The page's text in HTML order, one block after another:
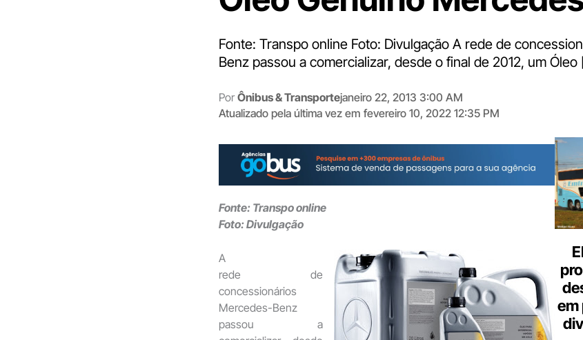
Fonte: Transpo online Foto: Divulgação A rede de
Benz passou a comercializar, desde o final de 2012, um
Por Ônibus & Transportejaneiro 22, 2013 3:00 AM
Atualizado pela última vez em fevereiro 10, 2022 12:35 PM
Fonte: Transpo online
Foto: Divulgação
A
rede de
concessionários
Mercedes-Benz
passou a
em
Digite
aqui
o
seu
e-
mail